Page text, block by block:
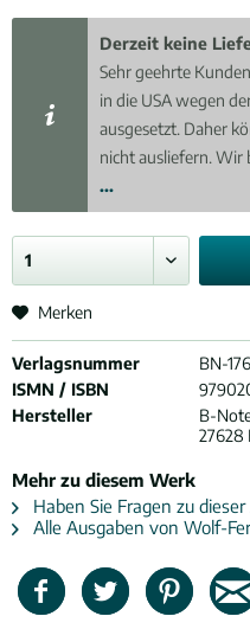
Derzeit keine
Sehr geehrte
in die USA wegen
ausgesetzt. Daher
nicht ausliefern. Wir
...
Merken
Verlagsnummer
BN-
ISMN / ISBN
Hersteller
B-
27628
Mehr zu diesem Werk
Haben Sie Fragen zu
Alle Ausgaben von Wolf-